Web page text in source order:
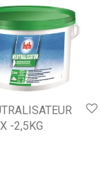
-2,5KG